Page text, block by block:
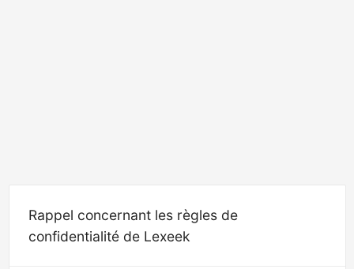
Rappel concernant les règles de
confidentialité de Lexeek